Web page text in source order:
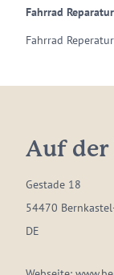
Fahrrad
Fahrrad
Auf der
Gestade 18
54470
DE